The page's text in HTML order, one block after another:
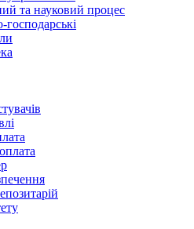
та науковий процес
господарські